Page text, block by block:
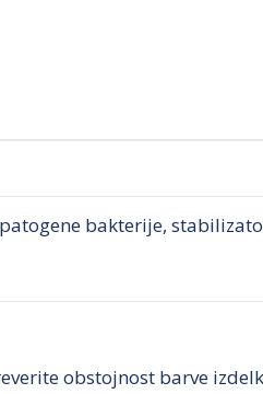
bakterije,
obstojnost barve